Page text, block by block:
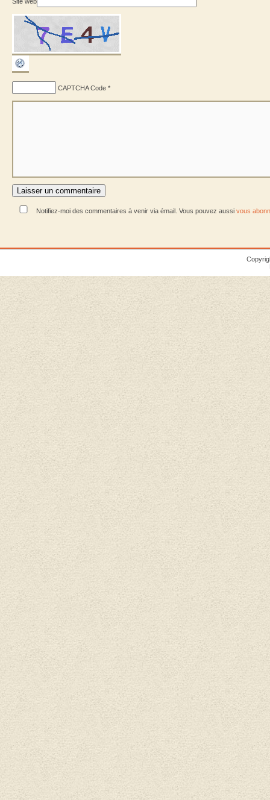
CAPTCHA Code *
Notifiez-moi des commentaires à venir via émail. Vous pouvez aussi vous